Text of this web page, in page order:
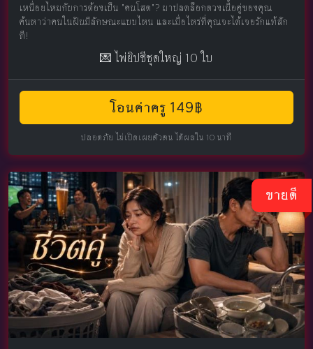
เหนื่อยไหมกับการต้องเป็น "คนโสด"? มาปลดล็อกดวงเนื้อคู่ของคุณ
ค้นหาว่าคนในฝันมีลักษณะแบบไหน และเมื่อไหร่ที่คุณจะได้เจอรักแท้สัก
ที!
💌 ไพ่ยิปซีชุดใหญ่ 10 ใบ
โอนค่าครู 149฿
ปลอดภัย ไม่เปิดเผยตัวตน ได้ผลใน 10 นาที
ขายดี